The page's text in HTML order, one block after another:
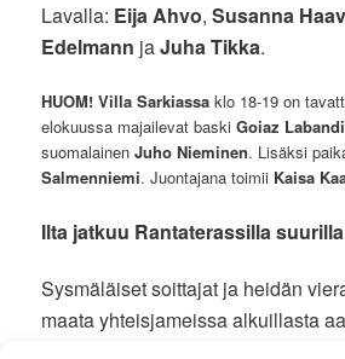
Lavalla: Eija Ahvo,Susanna
Edelmann jaJuha Tikka.
HUOM! Villa Sarkiassaklo 18-19 on
elokuussa majailevat baskiGoiaz
suomalainenJuho Nieminen. Lisäksi
Salmenniemi. Juontajana toimii Kaisa
Ilta jatkuu Rantaterassilla
Sysmäläiset soittajat ja heidän
maata yhteisjameissa alkuillasta